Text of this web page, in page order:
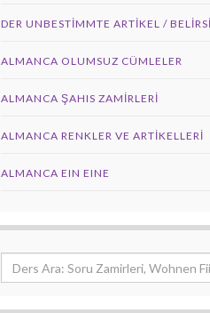
DER UNBESTIMMTE ARTIKEL /
ALMANCA OLUMSUZ CÜMLELER
ALMANCA ŞAHIS ZAMIRLERI
ALMANCA RENKLER VE ARTIKELLERI
ALMANCA EIN EINE